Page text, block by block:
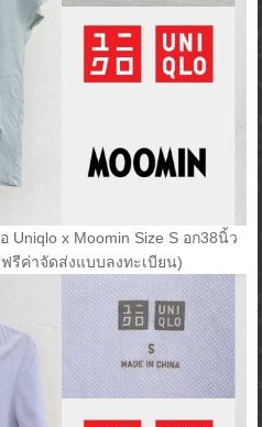
Uniqlo x Moomin Size S อก38นิ้ว
รีค่าจัดส่งแบบลงทะเบียน)